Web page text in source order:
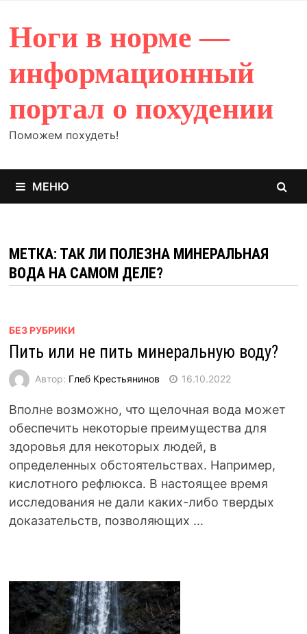
содержимому
Ноги в норме —
информационный
портал о похудении
Поможем похудеть!
МЕНЮ
МЕТКА: ТАК ЛИ ПОЛЕЗНА МИНЕРАЛЬНАЯ
ВОДА НА САМОМ ДЕЛЕ?
БЕЗ РУБРИКИ
Пить или не пить минеральную воду?
Автор: Глеб Крестьянинов 16.10.2022
Вполне возможно, что щелочная вода может
обеспечить некоторые преимущества для
здоровья для некоторых людей, в
определенных обстоятельствах. Например,
кислотного рефлюкса. В настоящее время
исследования не дали каких-либо твердых
доказательств, позволяющих ...